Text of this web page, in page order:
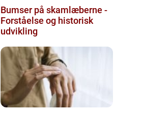
Bumser på skamlæberne -
Forståelse og historisk
udvikling